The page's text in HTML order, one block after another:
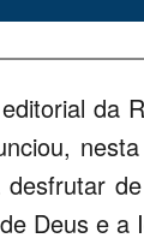
da
desfrutar
Deus e a